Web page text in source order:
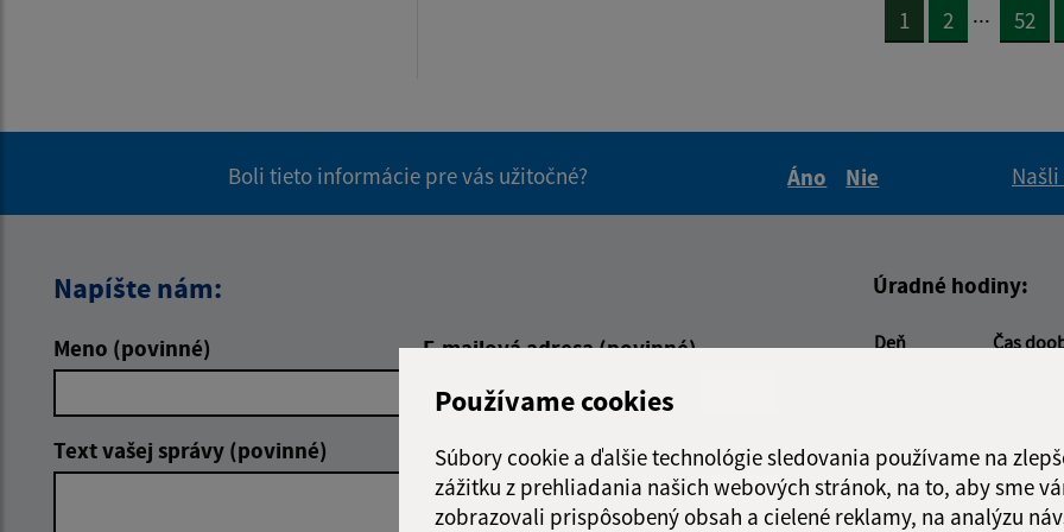
Používame cookies
Súbory cookie a ďalšie technológie sledovania používame na
zážitku z prehliadania našich webových stránok, na to, aby sme
zobrazovali prispôsobený obsah a cielené reklamy, na analýzu
1 2 ... 52
Boli tieto informácie pre vás užitočné?
Áno
Nie
Napíšte nám:
Meno (povinné) E-mailová adresa (povinné)
Text vašej správy (povinné)
Úradné hodiny:
Deň Čas
Štvrtok:
07:30 -
Piatok:
07:30 -